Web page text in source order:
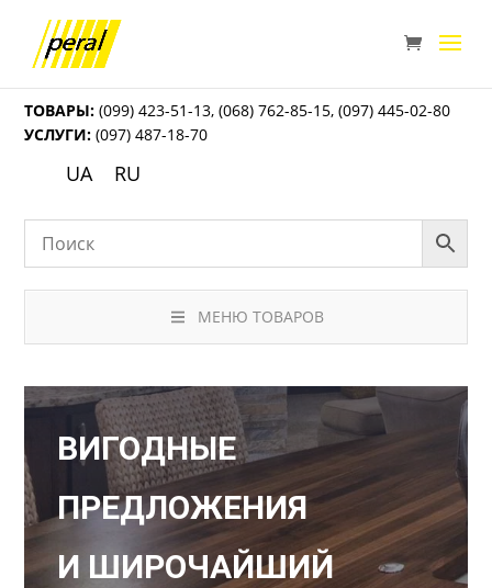
ТОВАРЫ: (099) 423-51-13,(068) 762-85-15,(097) 445-02-80
УСЛУГИ: (097) 487-18-70
UA RU
МЕНЮ ТОВАРОВ
ВИГОДНЫЕ
ПРЕДЛОЖЕНИЯ
И ШИРОЧАЙШИЙ